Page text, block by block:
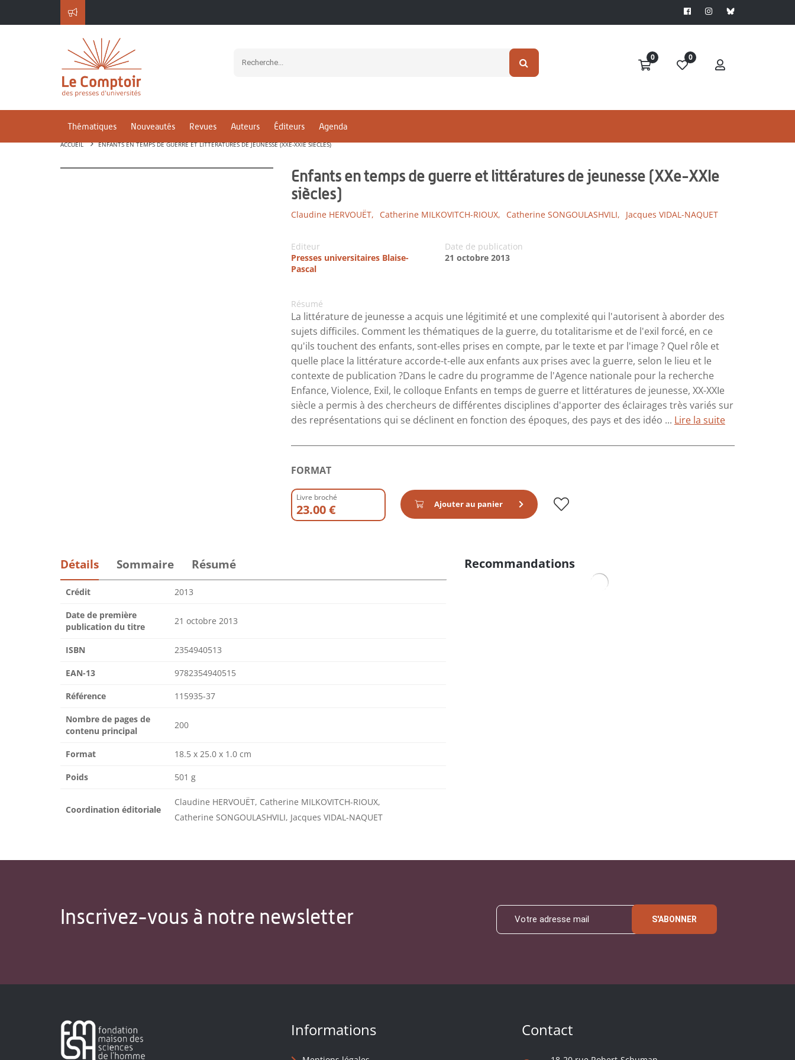
0 0
Thématiques Nouveautés Revues Auteurs Éditeurs Agenda
ACCUEIL ENFANTS EN TEMPS DE GUERRE ET LITTÉRATURES DE JEUNESSE (XXE-XXIE SIÈCLES)
Enfants en temps de guerre et littératures de jeunesse (XXe-XXIe
siècles)
Claudine HERVOUËT, Catherine MILKOVITCH-RIOUX, Catherine SONGOULASHVILI, Jacques VIDAL-NAQUET
Editeur
Presses universitaires Blaise-
Pascal
Date de publication
21 octobre 2013
Résumé
La littérature de jeunesse a acquis une légitimité et une complexité qui l'autorisent à aborder des
sujets difficiles. Comment les thématiques de la guerre, du totalitarisme et de l'exil forcé, en ce
qu'ils touchent des enfants, sont-elles prises en compte, par le texte et par l'image ? Quel rôle et
quelle place la littérature accorde-t-elle aux enfants aux prises avec la guerre, selon le lieu et le
contexte de publication ?Dans le cadre du programme de l'Agence nationale pour la recherche
Enfance, Violence, Exil, le colloque Enfants en temps de guerre et littératures de jeunesse, XX-XXIe
siècle a permis à des chercheurs de différentes disciplines d'apporter des éclairages très variés sur
des représentations qui se déclinent en fonction des époques, des pays et des idéo ... Lire la suite
FORMAT
Livre broché
23.00 € Ajouter au panier
Détails Sommaire Résumé
Crédit 2013
Date de première
publication du titre
21 octobre 2013
ISBN 2354940513
EAN-13 9782354940515
Référence 115935-37
Nombre de pages de
contenu principal
200
Format 18.5 x 25.0 x 1.0 cm
Poids 501 g
Coordination éditoriale
Claudine HERVOUËT, Catherine MILKOVITCH-RIOUX,
Catherine SONGOULASHVILI, Jacques VIDAL-NAQUET
Recommandations
Inscrivez-vous à notre newsletter S'ABONNER
Informations Contact